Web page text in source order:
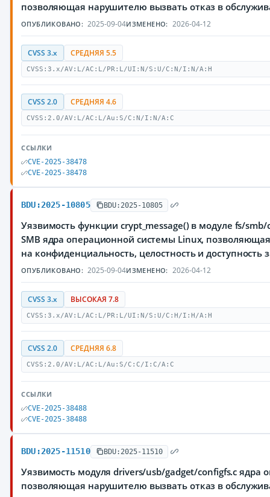
позволяющая нарушителю вызвать отказ в
ОПУБЛИКОВАНО: 2025-09-04ИЗМЕНЕНО: 2026-04-12
CVSS 3.x СРЕДНЯЯ 5.5
CVSS:3.x/AV:L/AC:L/PR:L/UI:N/S:U/C:N/I:N/A:H
CVSS 2.0 СРЕДНЯЯ 4.6
CVSS:2.0/AV:L/AC:L/Au:S/C:N/I:N/A:C
ССЫЛКИ
CVE-2025-38478
CVE-2025-38478
BDU:2025-10805 BDU:2025-10805
Уязвимость функции crypt_message() в модуле fs/
SMB ядра операционной системы Linux,
на конфиденциальность, целостность и
ОПУБЛИКОВАНО: 2025-09-04ИЗМЕНЕНО: 2026-04-12
CVSS 3.x ВЫСОКАЯ 7.8
CVSS:3.x/AV:L/AC:L/PR:L/UI:N/S:U/C:H/I:H/A:H
CVSS 2.0 СРЕДНЯЯ 6.8
CVSS:2.0/AV:L/AC:L/Au:S/C:C/I:C/A:C
ССЫЛКИ
CVE-2025-38488
CVE-2025-38488
BDU:2025-11510 BDU:2025-11510
Уязвимость модуля drivers/usb/gadget/configfs.c ядра
позволяющая нарушителю вызвать отказ в